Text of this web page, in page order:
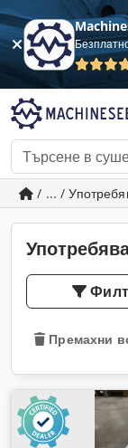
/ ... /
Премахни